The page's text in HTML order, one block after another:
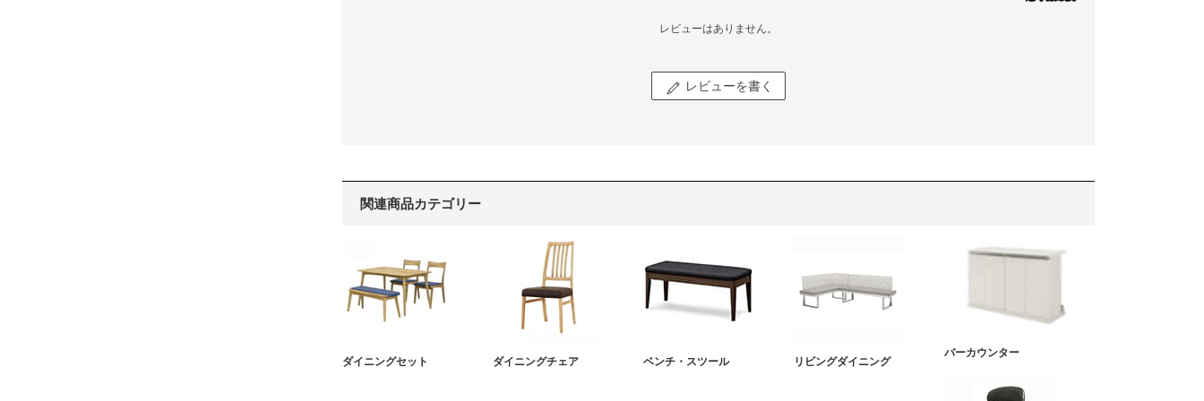
レビューはありません。
レビューを書く
関連商品カテゴリー
ダイニングセット ダイニングチェア ベンチ・スツール リビングダイニング
バーカウンター